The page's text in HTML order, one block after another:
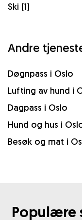
Ski (1)
Andre
Døgnpass i Oslo
Lufting av hund i
Dagpass i Oslo
Hund og hus i
Besøk og mat i
Populære